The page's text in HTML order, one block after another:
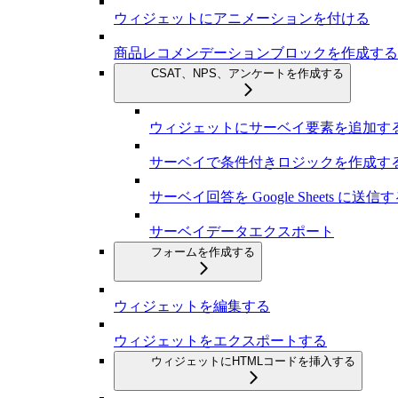
ウィジェットにアニメーションを付ける
商品レコメンデーションブロックを作成する
CSAT、NPS、アンケートを作成する
ウィジェットにサーベイ要素を追加す
サーベイで条件付きロジックを作成す
サーベイ回答を Google Sheets に送信す
サーベイデータエクスポート
フォームを作成する
ウィジェットを編集する
ウィジェットをエクスポートする
ウィジェットにHTMLコードを挿入する